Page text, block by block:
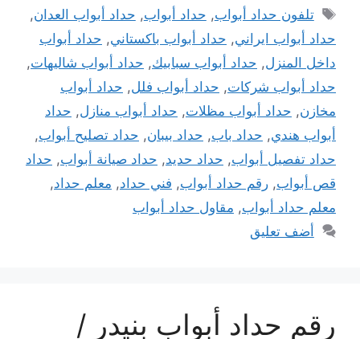
الوسوم
تلفون حداد أبواب, حداد أبواب, حداد أبواب العدان,
حداد أبواب ايراني, حداد أبواب باكستاني, حداد أبواب
داخل المنزل, حداد أبواب سبابيك, حداد أبواب شاليهات,
حداد أبواب شركات, حداد أبواب فلل, حداد أبواب
مخازن, حداد أبواب مظلات, حداد أبواب منازل, حداد
أبواب هندي, حداد باب, حداد بيبان, حداد تصليح أبواب,
حداد تفصيل أبواب, حداد حديد, حداد صيانة أبواب, حداد
قص أبواب, رقم حداد أبواب, فني حداد, معلم حداد,
معلم حداد أبواب, مقاول حداد أبواب
أضف تعليق
رقم حداد أبواب بنيدر /